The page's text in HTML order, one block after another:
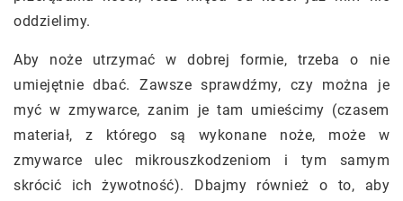
oddzielimy.
Aby noże utrzymać w dobrej formie, trzeba o nie
umiejętnie dbać. Zawsze sprawdźmy, czy można je
myć w zmywarce, zanim je tam umieścimy (czasem
materiał, z którego są wykonane noże, może w
zmywarce ulec mikrouszkodzeniom i tym samym
skrócić ich żywotność). Dbajmy również o to, aby